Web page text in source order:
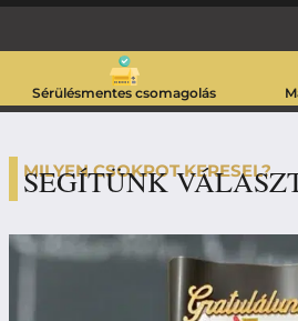
Sérülésmentes csomagolás
MILYEN CSOKROT KERESEL?
SEGÍTÜNK